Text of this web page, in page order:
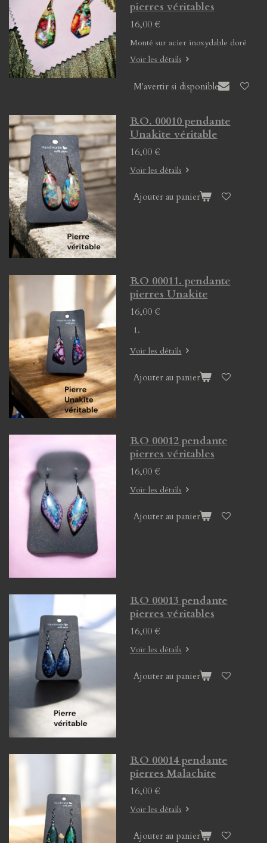
pierres véritables
16,00 €
Monté sur acier inoxydable doré
Voir les détails
M'avertir si disponible
B.O. 00010 pendante
Unakite véritable
16,00 €
Voir les détails
Ajouter au panier
B.O 00011. pendante
pierres Unakite
16,00 €
Voir les détails
Ajouter au panier
B.O 00012 pendante
pierres véritables
16,00 €
Voir les détails
Ajouter au panier
B.O 00013 pendante
pierres véritables
16,00 €
Voir les détails
Ajouter au panier
B.O 00014 pendante
pierres Malachite
16,00 €
Voir les détails
Ajouter au panier